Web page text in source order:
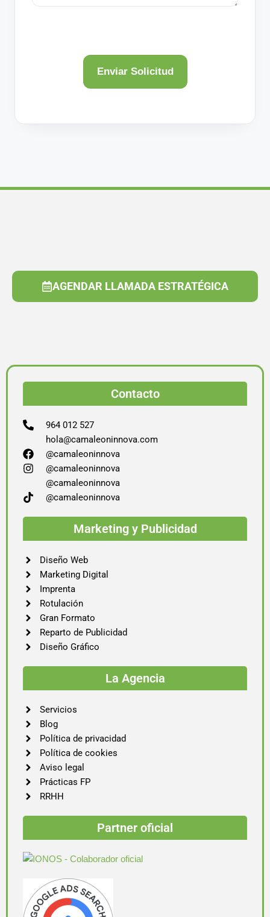
AGENDAR LLAMADA ESTRATÉGICA
Contacto
964 012 527
hola@camaleoninnova.com
@camaleoninnova
@camaleoninnova
@camaleoninnova
@camaleoninnova
Marketing y Publicidad
Diseño Web
Marketing Digital
Imprenta
Rotulación
Gran Formato
Reparto de Publicidad
Diseño Gráfico
La Agencia
Servicios
Blog
Política de privacidad
Política de cookies
Aviso legal
Prácticas FP
RRHH
Partner oficial